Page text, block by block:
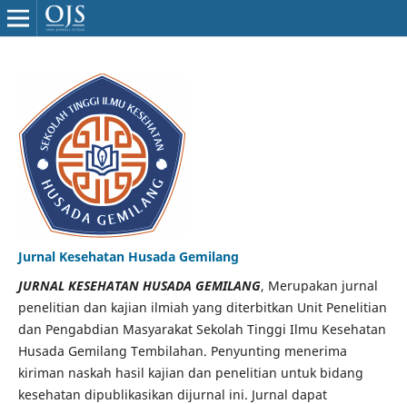
Jurnal Kesehatan Husada Gemilang
JURNAL KESEHATAN HUSADA GEMILANG, Merupakan jurnal
penelitian dan kajian ilmiah yang diterbitkan Unit Penelitian
dan Pengabdian Masyarakat Sekolah Tinggi Ilmu Kesehatan
Husada Gemilang Tembilahan. Penyunting menerima
kiriman naskah hasil kajian dan penelitian untuk bidang
kesehatan dipublikasikan dijurnal ini. Jurnal dapat